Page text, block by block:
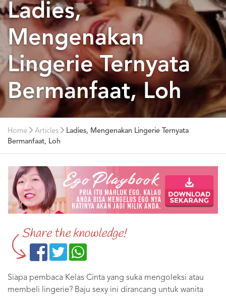
Ladies,
Mengenakan
Lingerie Ternyata
Bermanfaat, Loh
Home Articles
Ladies, Mengenakan Lingerie Ternyata
Bermanfaat, Loh
Share the knowledge!
Siapa pembaca Kelas Cinta yang suka mengoleksi atau
membeli lingerie? Baju sexy ini dirancang untuk wanita